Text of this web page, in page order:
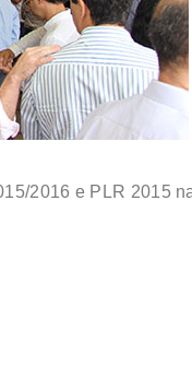
2016 e PLR 2015